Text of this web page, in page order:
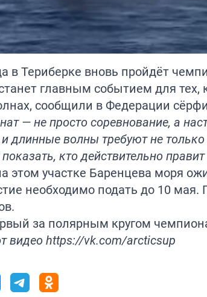
в Териберке вновь пройдёт
главным событием для тех,
сообщили в Федерации
— не просто соревнование, а
длинные волны требуют не
кто действительно
этом участке Баренцева моря
необходимо подать до 10
за полярным кругом
видео https://vk.com/arcticsup